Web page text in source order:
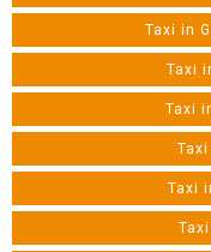
Taxi in
Taxi
Taxi
Taxi